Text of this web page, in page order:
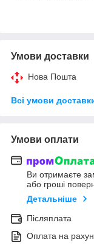
Умови доставки
Нова Пошта
Всі умови
Умови оплати
Ви отримаєте
або гроші
Детальніше
Післяплата
Оплата на